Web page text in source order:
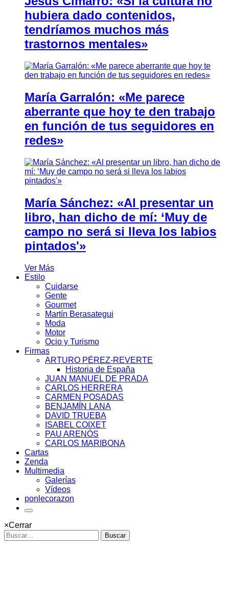
hubiera dado contenidos,
tendríamos muchos más
trastornos mentales»
María Garralón: «Me parece
aberrante que hoy te den trabajo
en función de tus seguidores en
redes»
María Sánchez: «Al presentar un
libro, han dicho de mí: ‘Muy de
campo no será si lleva los labios
pintados'»
Ver Más
Estilo
Cuidarse
Gente
Gourmet
Martín Berasategui
Moda
Motor
Ocio y Turismo
Firmas
ARTURO PÉREZ-REVERTE
Historia de España
JUAN MANUEL DE PRADA
CARLOS HERRERA
CARMEN POSADAS
BENJAMÍN LANA
DAVID TRUEBA
ISABEL COIXET
PAU ARENÓS
CARLOS MARIBONA
Cartas
Zenda
Multimedia
Galerías
Vídeos
ponlecorazon
×Cerrar
Buscar